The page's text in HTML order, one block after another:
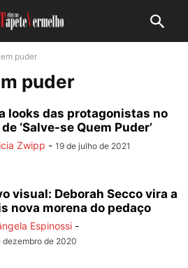
puder
puder
looks das protagonistas no
‘Salve-se Quem Puder’
Zwipp - 19 de julho de 2021
visual: Deborah Secco vira a
nova morena do pedaço
Espinossi -
dezembro de 2020